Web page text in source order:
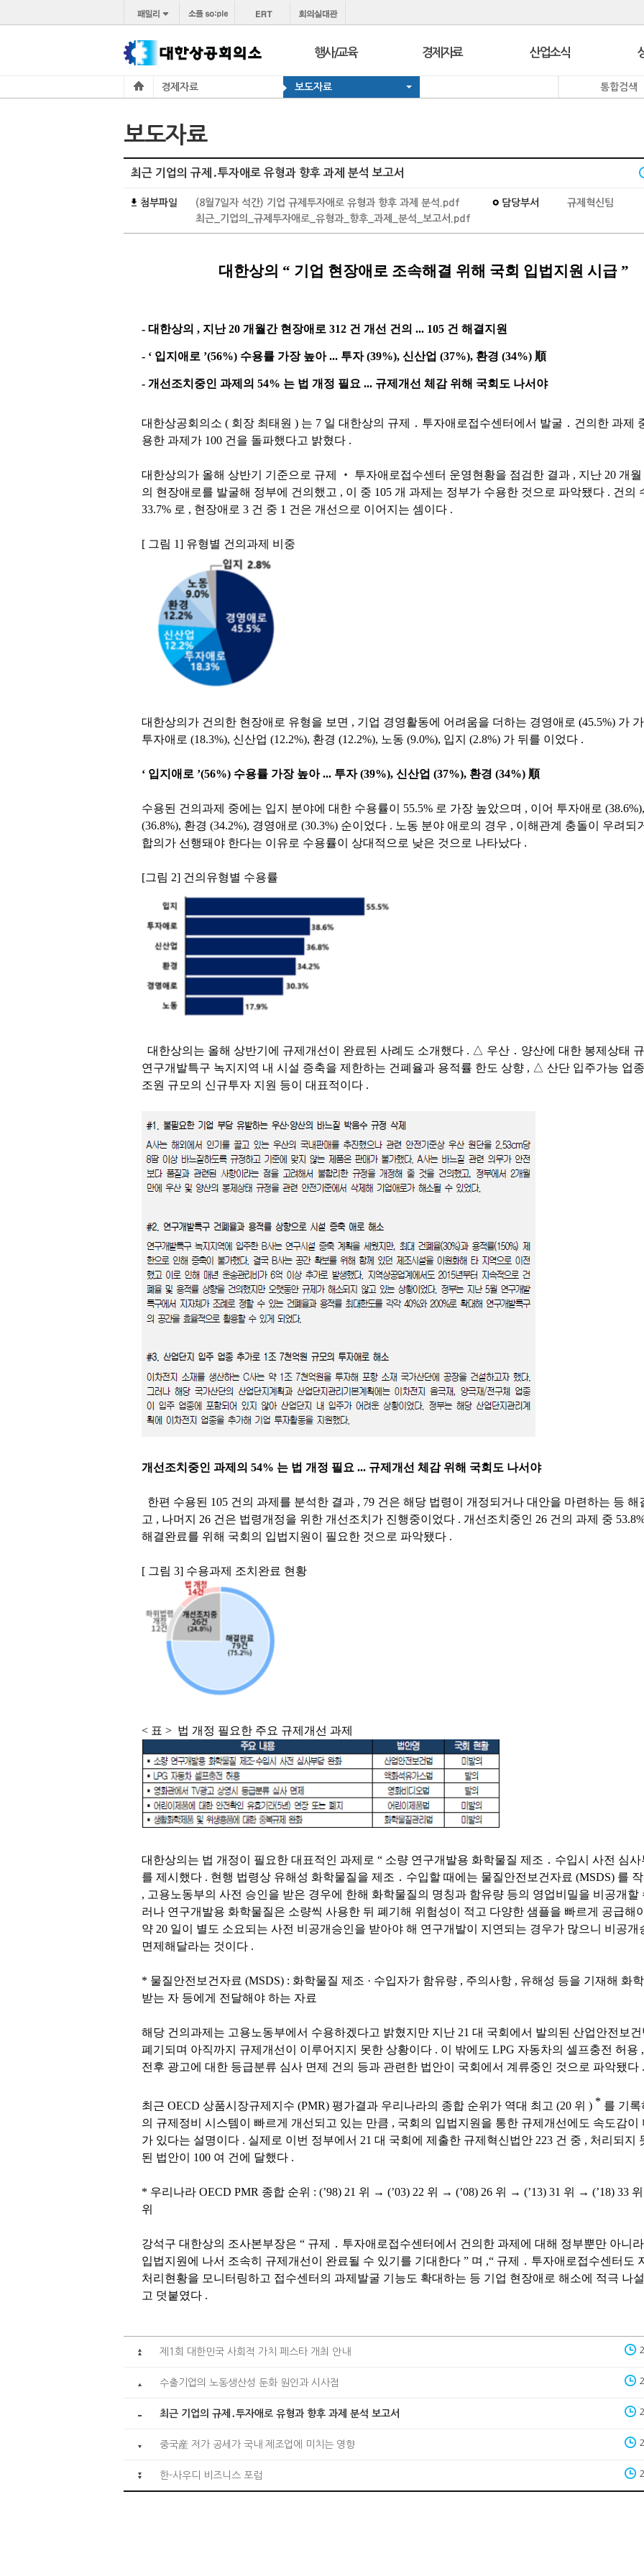
행사/교육
행사
코참경영상담
경제자료
온라인세미나
지역상의 보도자료
산업소식
유관기관소식
만화CEO열전
발간자료
경제자료 보도자료 통합검색
보도자료
최근 기업의 규제․투자애로 유형과 향후 과제 분석 보고서
첨부파일
(8월7일자 석간) 기업 규제투자애로 유형과 향후 과제 분석.pdf
최근_기업의_규제투자애로_유형과_향후_과제_분석_보고서.pdf
담당부서 규제혁신팀
대한상의 “ 기업 현장애로 조속해결 위해 국회 입법지원 시급 ”
- 대한상의 , 지난20 개월간 현장애로 312 건 개선 건의 ... 105 건 해결지원
- ‘ 입지애로 ’(56%) 수용률 가장 높아... 투자(39%), 신산업 (37%), 환경 (34%) 順
- 개선조치중인 과제의 54% 는 법 개정 필요 ... 규제개선 체감 위해 국회도 나서야
대한상공회의소 ( 회장 최태원 ) 는 7 일 대한상의 규제 ․ 투자애로접수센터에서 발굴 ․ 건의한 과제
용한 과제가 100 건을 돌파했다고 밝혔다 .
대한상의가 올해 상반기 기준으로 규제 ‧ 투자애로접수센터 운영현황을 점검한 결과 , 지난 20 개월
의 현장애로를 발굴해 정부에 건의했고 , 이 중 105 개 과제는 정부가 수용한 것으로 파악됐다 . 건의
33.7% 로 , 현장애로 3 건 중 1 건은 개선으로 이어지는 셈이다 .
[ 그림 1] 유형별 건의과제 비중
대한상의가 건의한 현장애로 유형을 보면 , 기업 경영활동에 어려움을 더하는 경영애로 (45.5%) 가
투자애로 (18.3%), 신산업 (12.2%), 환경 (12.2%), 노동 (9.0%), 입지 (2.8%) 가 뒤를 이었다 .
‘ 입지애로 ’(56%) 수용률 가장 높아... 투자(39%), 신산업 (37%), 환경 (34%) 順
수용된 건의과제 중에는 입지 분야에 대한 수용률이 55.5% 로 가장 높았으며 , 이어 투자애로 (38.6%),
(36.8%), 환경 (34.2%), 경영애로 (30.3%) 순이었다 . 노동 분야 애로의 경우 , 이해관계 충돌이 우려되
합의가 선행돼야 한다는 이유로 수용률이 상대적으로 낮은 것으로 나타났다 .
[그림 2] 건의유형별 수용률
대한상의는 올해 상반기에 규제개선이 완료된 사례도 소개했다 . △ 우산 ․ 양산에 대한 봉제상태
연구개발특구 녹지지역 내 시설 증축을 제한하는 건폐율과 용적률 한도 상향 , △ 산단 입주가능 업
조원 규모의 신규투자 지원 등이 대표적이다 .
개선조치중인 과제의 54% 는 법 개정 필요 ... 규제개선 체감 위해 국회도 나서야
한편 수용된 105 건의 과제를 분석한 결과 , 79 건은 해당 법령이 개정되거나 대안을 마련하는 등 해
고 , 나머지 26 건은 법령개정을 위한 개선조치가 진행중이었다 . 개선조치중인 26 건의 과제 중
해결완료를 위해 국회의 입법지원이 필요한 것으로 파악됐다 .
[ 그림 3] 수용과제 조치완료 현황
< 표 > 법 개정 필요한 주요 규제개선 과제
대한상의는 법 개정이 필요한 대표적인 과제로 “ 소량 연구개발용 화학물질 제조 ․ 수입시 사전 심
를 제시했다 . 현행 법령상 유해성 화학물질을 제조 ․ 수입할 때에는 물질안전보건자료 (MSDS) 를
, 고용노동부의 사전 승인을 받은 경우에 한해 화학물질의 명칭과 함유량 등의 영업비밀을 비공개할
러나 연구개발용 화학물질은 소량씩 사용한 뒤 폐기해 위험성이 적고 다양한 샘플을 빠르게 공급해
약 20 일이 별도 소요되는 사전 비공개승인을 받아야 해 연구개발이 지연되는 경우가 많으니 비공개
면제해달라는 것이다 .
* 물질안전보건자료 (MSDS) : 화학물질 제조 · 수입자가 함유량 , 주의사항 , 유해성 등을 기재해 화
받는 자 등에게 전달해야 하는 자료
해당 건의과제는 고용노동부에서 수용하겠다고 밝혔지만 지난 21 대 국회에서 발의된 산업안전보건
폐기되며 아직까지 규제개선이 이루어지지 못한 상황이다 . 이 밖에도 LPG 자동차의 셀프충전 허용 ,
전후 광고에 대한 등급분류 심사 면제 건의 등과 관련한 법안이 국회에서 계류중인 것으로 파악됐다 .
최근 OECD 상품시장규제지수 (PMR) 평가결과 우리나라의 종합 순위가 역대 최고 (20 위 ) * 를 기록
의 규제정비 시스템이 빠르게 개선되고 있는 만큼 , 국회의 입법지원을 통한 규제개선에도 속도감이
가 있다는 설명이다 . 실제로 이번 정부에서 21 대 국회에 제출한 규제혁신법안 223 건 중 , 처리되지
된 법안이 100 여 건에 달했다 .
* 우리나라 OECD PMR 종합 순위 : (’98) 21 위 → (’03) 22 위 → (’08) 26 위 → (’13) 31 위 → (’18) 33 위
위
강석구 대한상의 조사본부장은 “ 규제 ․ 투자애로접수센터에서 건의한 과제에 대해 정부뿐만 아니
입법지원에 나서 조속히 규제개선이 완료될 수 있기를 기대한다 ” 며 ,“ 규제 ․ 투자애로접수센터도
처리현황을 모니터링하고 접수센터의 과제발굴 기능도 확대하는 등 기업 현장애로 해소에 적극 나
고 덧붙였다 .
제1회 대한민국 사회적 가치 페스타 개최 안내
수출기업의 노동생산성 둔화 원인과 시사점
최근 기업의 규제․투자애로 유형과 향후 과제 분석 보고서
중국産 저가 공세가 국내 제조업에 미치는 영향
한-사우디 비즈니스 포럼